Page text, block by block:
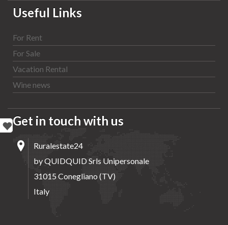
Useful Links
For Rent
For Sale
Vacation Rental
Wine news
Get in touch with us
Ruralestate24
by QUIDQUID Srls Unipersonale
31015 Conegliano (TV)
Italy